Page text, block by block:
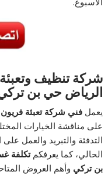
شركة تنظيف
الرياض حي بن
يعملفني شركة تعبئة
على مناقشة الخيارات
التدفئة والتبريد والعمل
الحالي، كما يعرفكمتكلفة
بن تركي وأهم العروض